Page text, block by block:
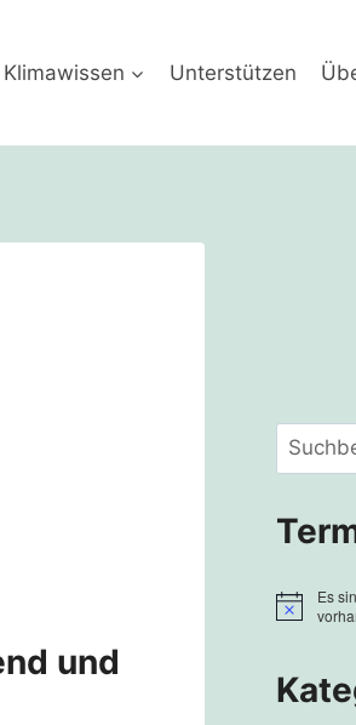
Klimawissen Unterstützen
und
Suchen
Hinweis
Es